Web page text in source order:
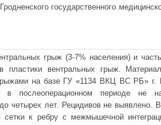
государственного
грыж (3-7% населения) и
пластики вентральных грыж.
на базе ГУ «1134 ВКЦ ВС РБ» г.
в послеоперационном периоде не
четырех лет. Рецидивов не выявлено.
сетки к ребру с межмышечной